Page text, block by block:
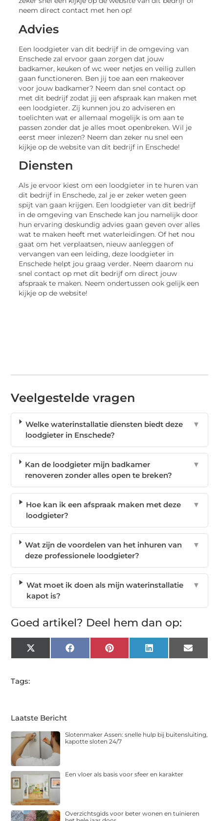
neem direct contact met hen op!
Advies
Een loodgieter van dit bedrijf in de omgeving van
Enschede zal ervoor gaan zorgen dat jouw
badkamer, keuken of wc weer netjes en veilig zullen
gaan functioneren. Ben jij toe aan een makeover
voor jouw badkamer? Neem dan snel contact op
met dit bedrijf zodat jij een afspraak kan maken met
een loodgieter. Zij kunnen jou zo adviseren en
toelichten wat er allemaal mogelijk is om aan te
passen zonder dat je alles moet openbreken. Wil je
eerst meer inlezen? Neem dan zeker nu snel een
kijkje op de website van dit bedrijf in Enschede!
Diensten
Als je ervoor kiest om een loodgieter in te huren van
dit bedrijf in Enschede, zal je er zeker weten geen
spijt van gaan krijgen. Een loodgieter van dit bedrijf
in de omgeving van Enschede kan jou namelijk door
hun ervaring deskundig advies gaan geven over alles
wat te maken heeft met waterleidingen. Of het nou
gaat om het verplaatsen, nieuw aanleggen of
vervangen van een leiding, deze loodgieter in
Enschede helpt jou graag verder. Neem daarom nu
snel contact op met dit bedrijf om direct jouw
afspraak te maken. Neem ondertussen ook gelijk een
kijkje op de website!
Veelgestelde vragen
Welke waterinstallatie diensten biedt deze
loodgieter in Enschede?
▼
Kan de loodgieter mijn badkamer
renoveren zonder alles open te breken?
▼
Hoe kan ik een afspraak maken met deze
loodgieter?
▼
Wat zijn de voordelen van het inhuren van
deze professionele loodgieter?
▼
Wat moet ik doen als mijn waterinstallatie
kapot is?
▼
Goed artikel? Deel hem dan op:
X
(Twitter)
FacebookPinterest LinkedIn Email
Tags:
Laatste Bericht
Slotenmaker Assen: snelle hulp bij buitensluiting,
kapotte sloten 24/7
Een vloer als basis voor sfeer en karakter
Overzichtsgids voor beter wonen en tuinieren